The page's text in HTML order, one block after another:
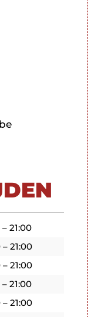
21:00
21:00
21:00
21:00
21:00